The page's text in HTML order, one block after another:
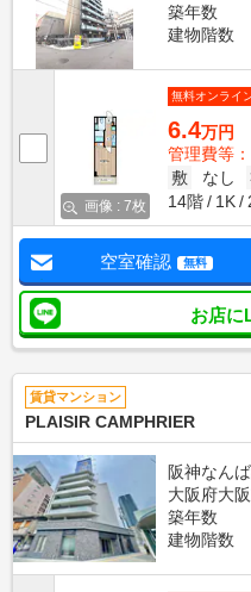
築年数
建物階数
画像 : 7枚
無料オンライ
6.4万円
管理費等
敷
なし
14階
1K
空室確認 無料
お店に
賃貸マンション
PLAISIR CAMPHRIER
阪神なん
大阪府大
築年数
建物階数